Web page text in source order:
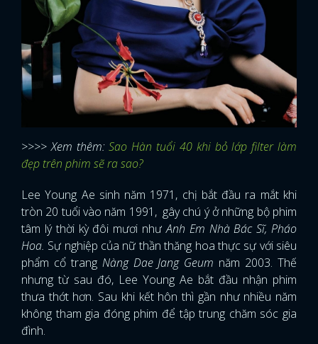
>>>> Xem thêm:Sao Hàn tuổi 40 khi bỏ lớp filter làm
đẹp trên phim sẽ ra sao?
Lee Young Ae sinh năm 1971, chị bắt đầu ra mắt khi
tròn 20 tuổi vào năm 1991, gây chú ý ở những bộ phim
tâm lý thời kỳ đôi mươi như Anh Em Nhà Bác Sĩ, Pháo
Hoa. Sự nghiệp của nữ thần thăng hoa thực sự với siêu
phẩm cổ trang Nàng Dae Jang Geum năm 2003. Thế
nhưng từ sau đó, Lee Young Ae bắt đầu nhận phim
thưa thớt hơn. Sau khi kết hôn thì gần như nhiều năm
không tham gia đóng phim để tập trung chăm sóc gia
đình.